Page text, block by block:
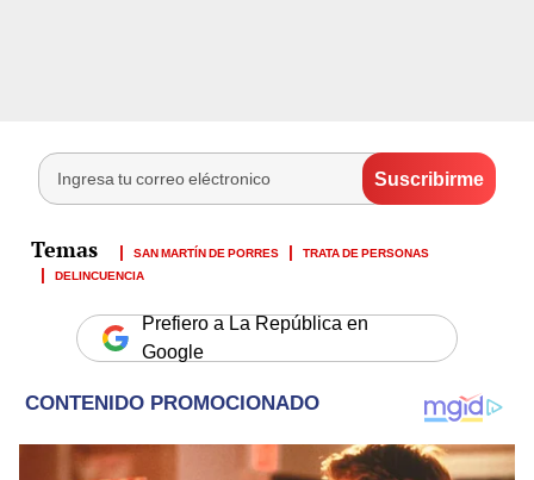
SAN MARTÍN DE PORRES
TRATA DE PERSONAS
DELINCUENCIA
Prefiero a La República en
Google